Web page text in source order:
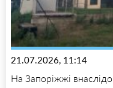
21.07.2026, 11:14
На Запоріжжі